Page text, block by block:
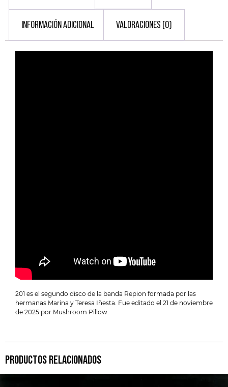
INFORMACIÓN ADICIONAL VALORACIONES (0)
201 es el segundo disco de la banda Repion formada por las
hermanas Marina y Teresa Iñesta. Fue editado el 21 de noviembre
de 2025 por Mushroom Pillow.
PRODUCTOS RELACIONADOS